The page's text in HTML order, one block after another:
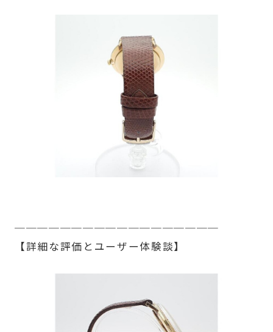
──────────────────
【詳細な評価とユーザー体験談】